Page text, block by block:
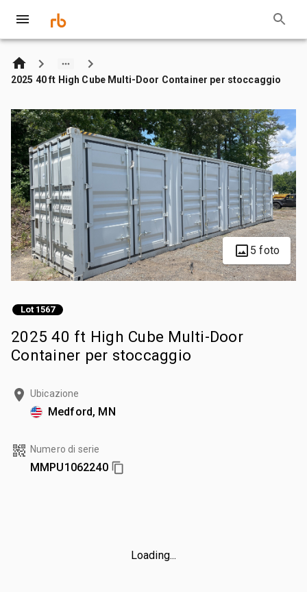
2025 40 ft High Cube Multi-Door Container per stoccaggio
5 foto
Lot 1567
2025 40 ft High Cube Multi-Door
Container per stoccaggio
Ubicazione
Medford, MN
Numero di serie
MMPU1062240
Loading...